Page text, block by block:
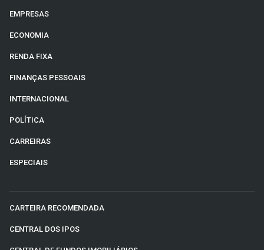
EMPRESAS
ECONOMIA
RENDA FIXA
FINANÇAS PESSOAIS
INTERNACIONAL
POLÍTICA
CARREIRAS
ESPECIAIS
CARTEIRA RECOMENDADA
CENTRAL DOS IPOS